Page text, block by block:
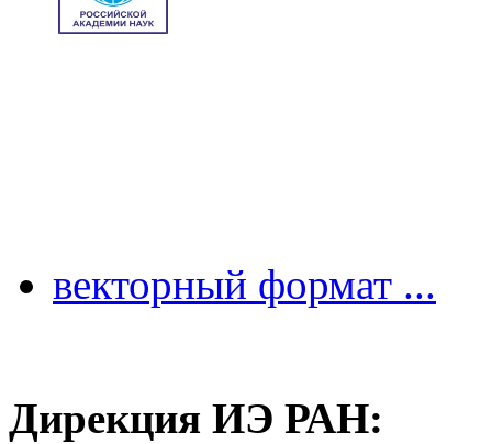
векторный формат ...
Дирекция ИЭ РАН: